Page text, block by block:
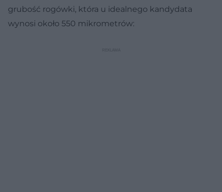
grubość rogówki, która u idealnego kandydata
wynosi około 550 mikrometrów: